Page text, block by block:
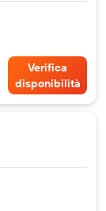
Verifica
disponibilità